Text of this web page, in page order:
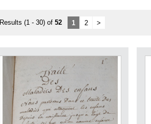
Results (1 - 30) of 52 1 2 >